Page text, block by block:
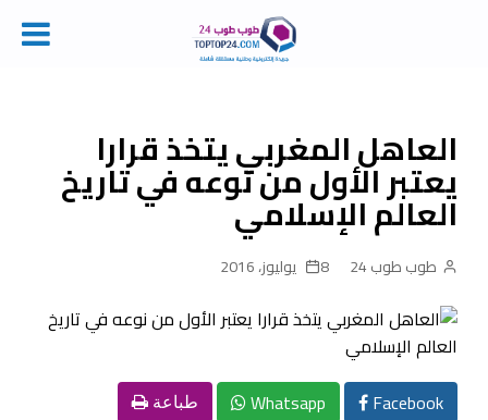
contentالعاهل المغربي يتخذ قرارا
يعتبر الأول من نوعه في تاريخ
العالم الإسلامي
طوب طوب 24 8 يوليوز، 2016
Facebook
Whatsapp طباعة